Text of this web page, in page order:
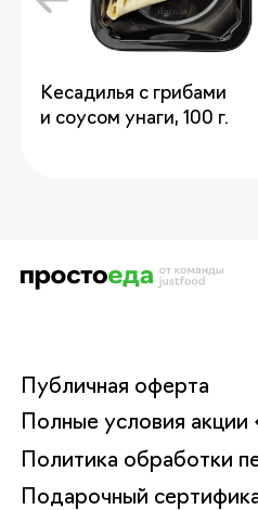
Кесадилья с грибами
и соусом унаги,100
Публичная оферта
Полные условия
Политика обработки
Подарочный